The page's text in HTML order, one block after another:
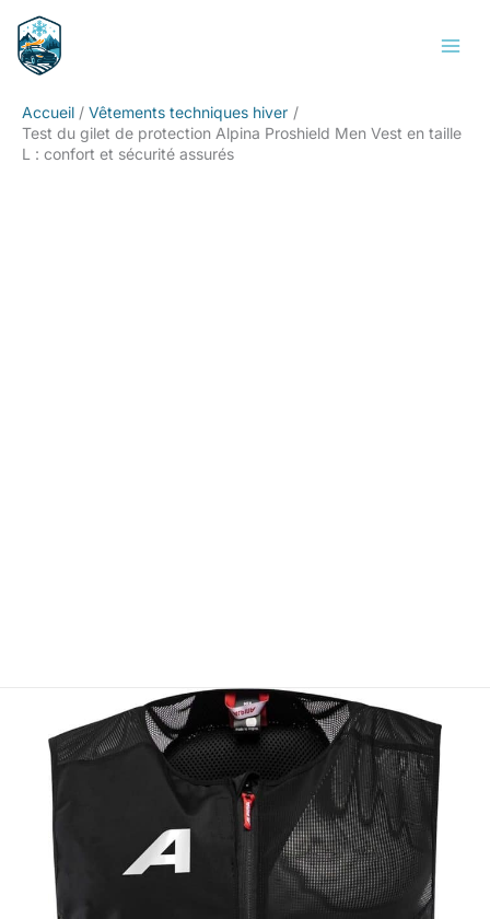
contenu
Accueil
Vêtements techniques hiver
Test du gilet de protection Alpina Proshield Men Vest en taille
L : confort et sécurité assurés
Rechercher